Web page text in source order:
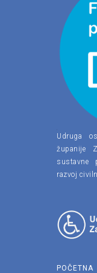
Udruga
županije
sustavne
razvoj
POČETNA